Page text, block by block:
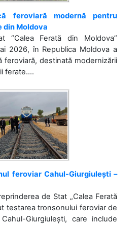
feroviară modernă pentru
Moldova
“Calea Ferată din Moldova”
2026, în Republica Moldova a
destinată modernizării
ferate....
feroviar Cahul-Giurgiulești –
de Stat „Calea Ferată
testarea tronsonului feroviar de
Giurgiulești, care include